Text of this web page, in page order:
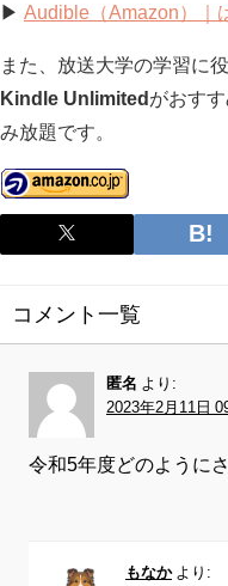
▶ Audible（Amazon）｜
また、放送大学の学習に
Kindle Unlimited がおす
み放題です。
コメント一覧
匿名 より:
2023年2月11日
令和5年度どのように
もなか より: